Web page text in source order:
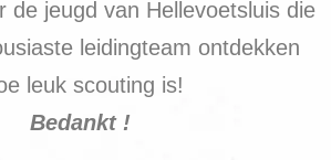
de jeugd van Hellevoetsluis die
leidingteam ontdekken
leuk scouting is!
Bedankt !